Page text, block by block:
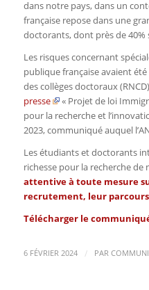
dans notre pays, dans un
française repose dans une
doctorants, dont près de 40%
Les risques concernant
publique française avaient
des collèges doctoraux
presse
« Projet de loi
pour la recherche et
2023, communiqué auquel
Les étudiants et doctorants
richesse pour la recherche de
attentive à toute mesure
recrutement, leur
Télécharger le
6 FÉVRIER 2024 / PAR